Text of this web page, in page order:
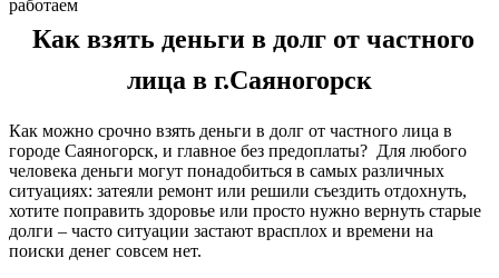
Как взять деньги в долг от частного
лица в г.Саяногорск
Как можно срочно взять деньги в долг от частного лица в
городе Саяногорск, и главное без предоплаты? Для любого
человека деньги могут понадобиться в самых различных
ситуациях: затеяли ремонт или решили съездить отдохнуть,
хотите поправить здоровье или просто нужно вернуть старые
долги – часто ситуации застают врасплох и времени на
поиски денег совсем нет.